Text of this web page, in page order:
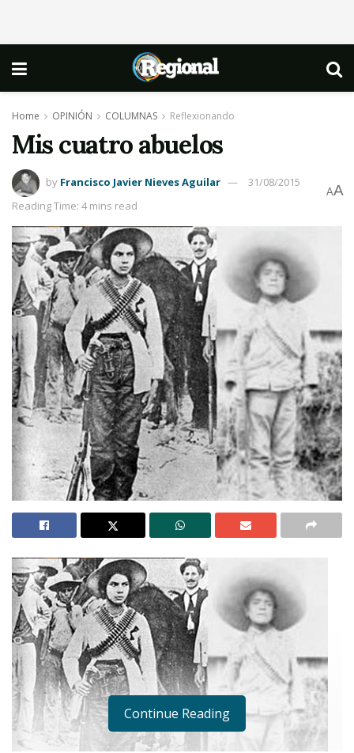
Home OPINIÓN COLUMNAS Reflexionando
Mis cuatro abuelos
by Francisco Javier Nieves Aguilar
31/08/2015
Reading Time: 4 mins read
AA
Continue Reading